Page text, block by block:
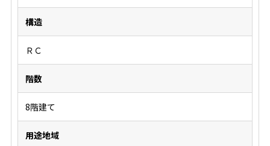
構造
ＲＣ
階数
8階建て
用途地域